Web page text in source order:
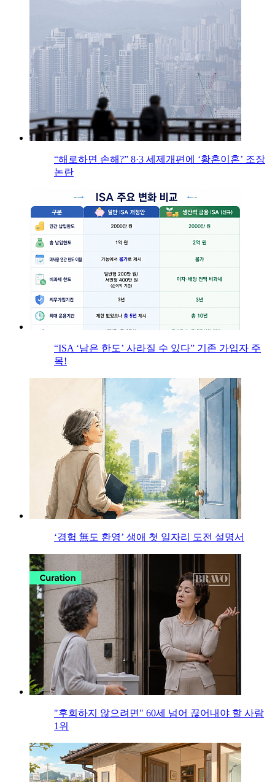
“해로하면 손해?” 8·3 세제개편에 ‘황혼이혼’ 조장
논란
“ISA ‘남은 한도’ 사라질 수 있다” 기존 가입자 주
목!
‘경험 無도 환영’ 생애 첫 일자리 도전 설명서
"후회하지 않으려면" 60세 넘어 끊어내야 할 사람
1위